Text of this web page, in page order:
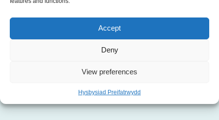
Accept
Deny
View preferences
Hysbysiad Preifatrwydd
Iechyd a Chyflogaeth ac Amodau Gweithio